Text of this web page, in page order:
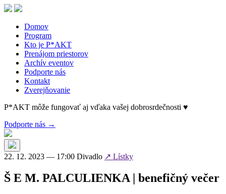
Skip
content
Domov
Program
Kto je P*AKT
Prenájom priestorov
Archív eventov
Podporte nás
Kontakt
Zverejňovanie
P*AKT môže fungovať aj vďaka vašej dobrosrdečnosti ♥
Podporte nás →
22. 12. 2023 — 17:00 Divadlo ↗ Lístky
Š E M. PALCULIENKA | benefičný večer